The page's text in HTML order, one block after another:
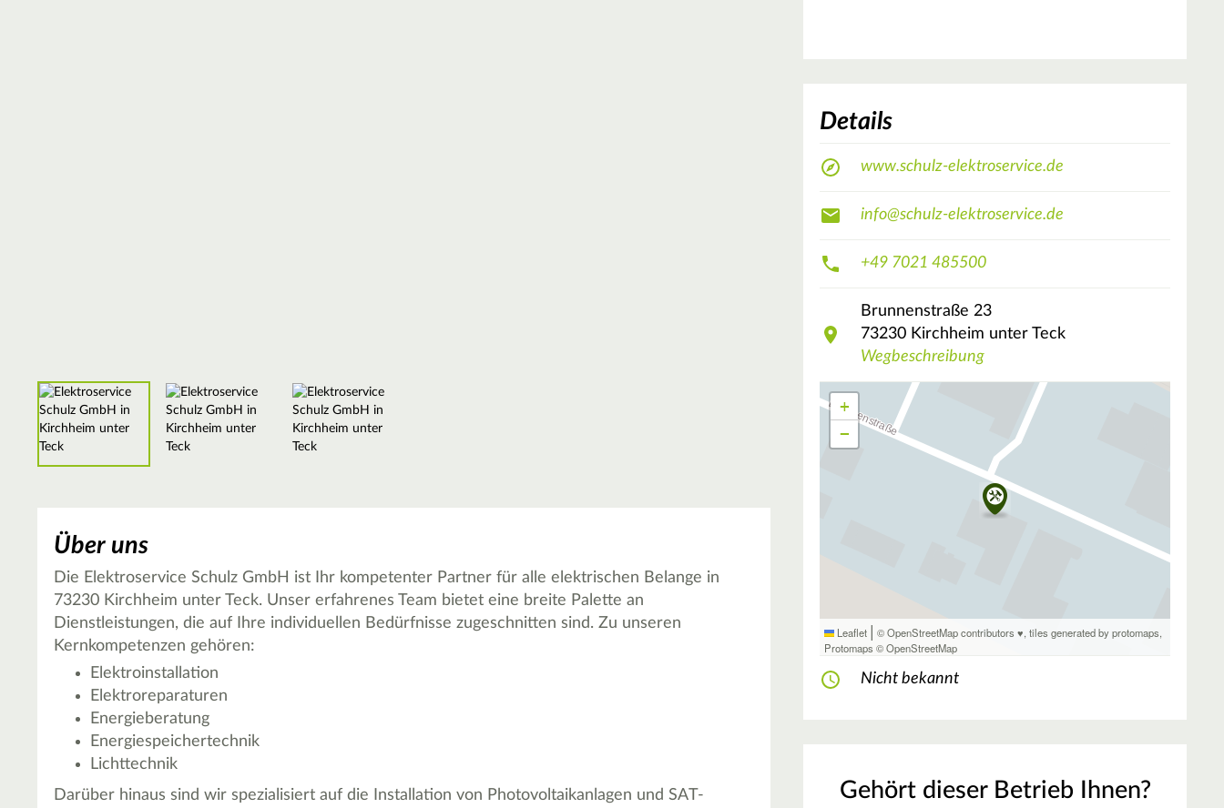
Über uns
Die Elektroservice Schulz GmbH ist Ihr kompetenter Partner für alle elektrischen Belange in
73230 Kirchheim unter Teck. Unser erfahrenes Team bietet eine breite Palette an
Dienstleistungen, die auf Ihre individuellen Bedürfnisse zugeschnitten sind. Zu unseren
Kernkompetenzen gehören:
Elektroinstallation
Elektroreparaturen
Energieberatung
Energiespeichertechnik
Lichttechnik
Darüber hinaus sind wir spezialisiert auf die Installation von Photovoltaikanlagen und SAT-
Details
www.schulz-elektroservice.de
info@schulz-elektroservice.de
+49 7021 485500
Brunnenstraße 23
73230 Kirchheim unter Teck
Wegbeschreibung
+
−
Leaflet | © OpenStreetMap contributors ♥,tiles generated by protomaps,
Protomaps ©OpenStreetMap
Nicht bekannt
Gehört dieser Betrieb Ihnen?